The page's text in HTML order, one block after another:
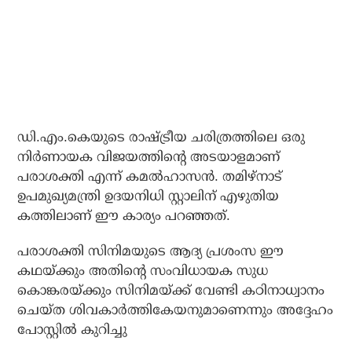
ഡി.എം.കെയുടെ രാഷ്ട്രീയ ചരിത്രത്തിലെ ഒരു
നിർണായക വിജയത്തിന്റെ അടയാളമാണ്
പരാശക്തി എന്ന് കമൽഹാസൻ. തമിഴ്‌നാട്
ഉപമുഖ്യമന്ത്രി ഉദയനിധി സ്റ്റാലിന് എഴുതിയ
കത്തിലാണ് ഈ കാര്യം പറഞ്ഞത്.
പരാശക്തി സിനിമയുടെ ആദ്യ പ്രശംസ ഈ
കഥയ്ക്കും അതിന്റെ സംവിധായക സുധ
കൊങ്കരയ്ക്കും സിനിമയ്ക്ക് വേണ്ടി കഠിനാധ്വാനം
ചെയ്ത ശിവകാർത്തികേയനുമാണെന്നും അദ്ദേഹം
പോസ്റ്റിൽ കുറിച്ചു